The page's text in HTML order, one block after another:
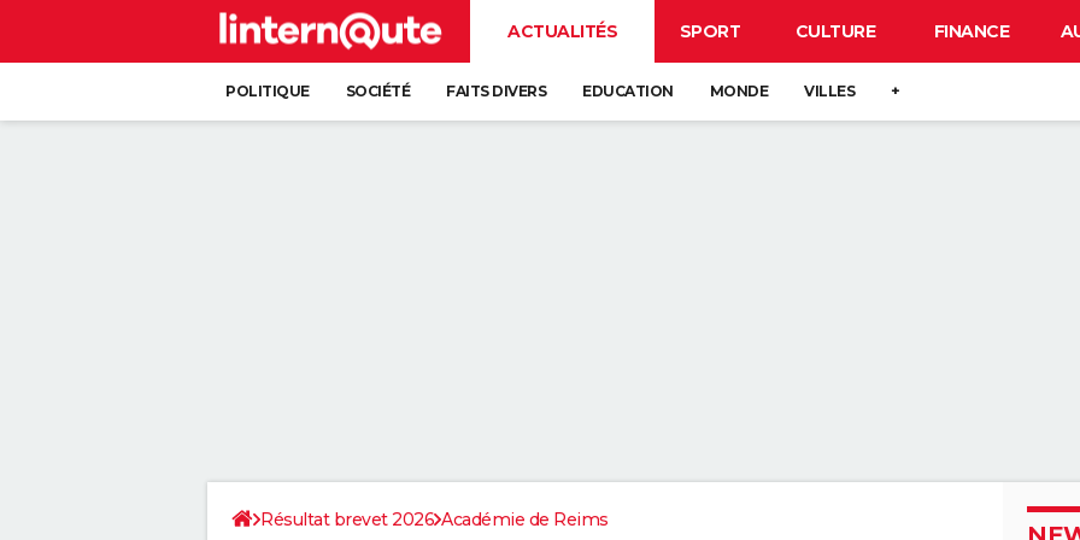
ACTUALITÉS SPORT CULTURE FINANCE
POLITIQUE SOCIÉTÉ FAITS DIVERS EDUCATION MONDE VILLES +
Résultat brevet 2026 Académie de Reims